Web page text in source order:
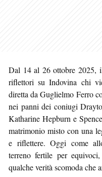
Dal 14 al 26 ottobre 2025,
riflettori su Indovina chi
diretta da Guglielmo Ferro
nei panni dei coniugi
Katharine Hepburn e
matrimonio misto con una
e riflettere. Oggi come
terreno fertile per
qualche verità scomoda che